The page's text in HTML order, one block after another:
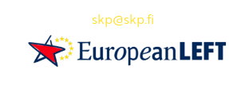
skp@skp.fi